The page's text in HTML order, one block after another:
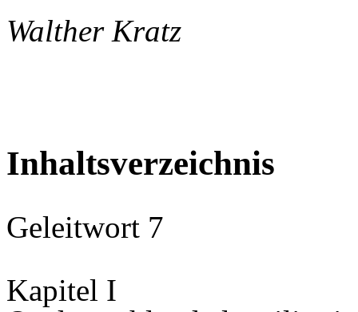
Walther Kratz
Inhaltsverzeichnis
Geleitwort 7
Kapitel I